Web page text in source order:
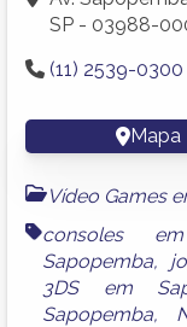
SP - 03988-
(11) 2539-0300
Mapa
Vídeo Games
consoles
Sapopemba,
3DS em
Sapopemba,